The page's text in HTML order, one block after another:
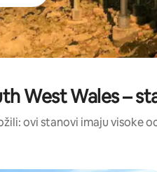
West Wales –
ovi stanovi imaju visoke